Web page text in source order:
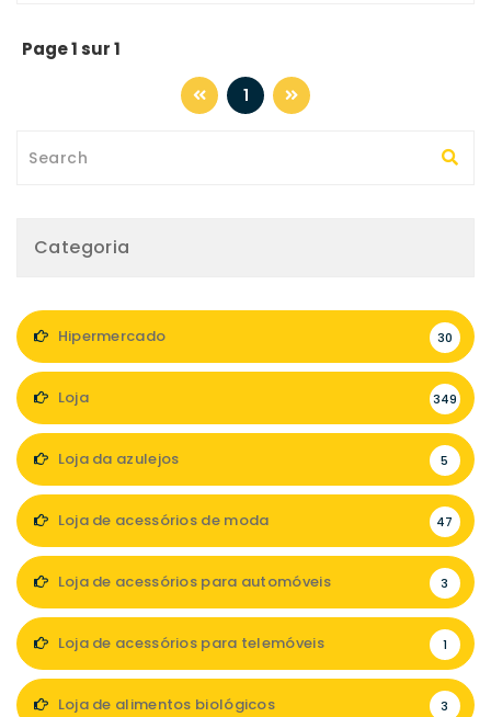
Page 1 sur 1
1
Categoria
Hipermercado 30
Loja 349
Loja da azulejos 5
Loja de acessórios de moda 47
Loja de acessórios para automóveis 3
Loja de acessórios para telemóveis 1
Loja de alimentos biológicos 3